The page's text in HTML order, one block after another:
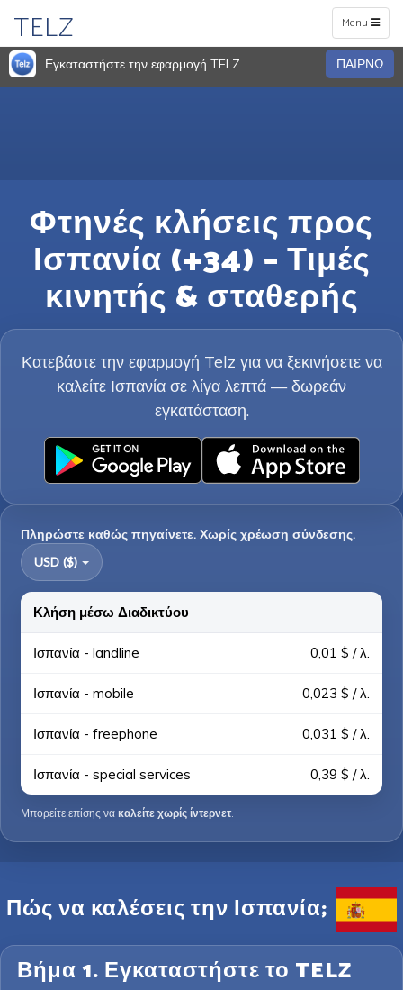
Toggle
navigation
Menu
TELZ
Εγκαταστήστε την εφαρμογή TELZ ΠΑΙΡΝΩ
Φτηνές κλήσεις προς
Ισπανία (+34) – Τιμές
κινητής & σταθερής
Κατεβάστε την εφαρμογή Telz για να ξεκινήσετε να
καλείτε Ισπανία σε λίγα λεπτά — δωρεάν
εγκατάσταση.
Πληρώστε καθώς πηγαίνετε. Χωρίς χρέωση σύνδεσης.
USD ($)
Κλήση μέσω Διαδικτύου
Ισπανία - landline 0,01 $ / λ.
Ισπανία - mobile 0,023 $ / λ.
Ισπανία - freephone 0,031 $ / λ.
Ισπανία - special services 0,39 $ / λ.
Μπορείτε επίσης να καλείτε χωρίς ίντερνετ.
Πώς να καλέσεις την Ισπανία;
Βήμα 1. Εγκαταστήστε το TELZ